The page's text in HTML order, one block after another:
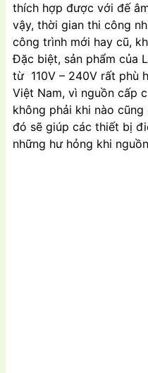
thích hợp được với đế
vậy, thời gian thi công
công trình mới hay cũ,
Đặc biệt, sản phẩm của
từ 110V – 240V rất phù
Việt Nam, vì nguồn cấp
không phải khi nào
đó sẽ giúp các thiết bị
những hư hỏng khi